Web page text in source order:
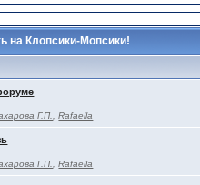
на Клопсики-Мопсики!
Г.П. ,Rafaella
Г.П. ,Rafaella